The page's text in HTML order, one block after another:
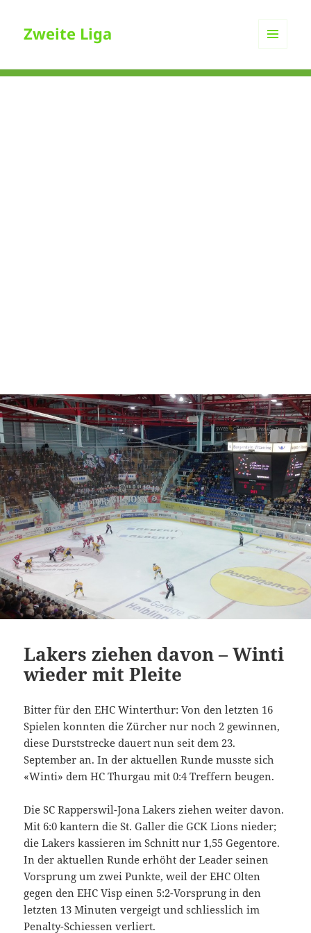
Zweite Liga
WIDGETS
Lakers ziehen davon – Winti
wieder mit Pleite
Bitter für den EHC Winterthur: Von den letzten 16
Spielen konnten die Zürcher nur noch 2 gewinnen,
diese Durststrecke dauert nun seit dem 23.
September an. In der aktuellen Runde musste sich
«Winti» dem HC Thurgau mit 0:4 Treffern beugen.
Die SC Rapperswil-Jona Lakers ziehen weiter davon.
Mit 6:0 kantern die St. Galler die GCK Lions nieder;
die Lakers kassieren im Schnitt nur 1,55 Gegentore.
In der aktuellen Runde erhöht der Leader seinen
Vorsprung um zwei Punkte, weil der EHC Olten
gegen den EHC Visp einen 5:2-Vorsprung in den
letzten 13 Minuten vergeigt und schliesslich im
Penalty-Schiessen verliert.